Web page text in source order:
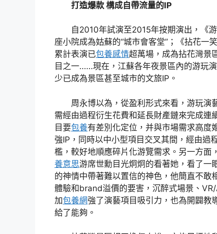
打造爆款 構成自帶流量的IP
自2010年試演至2015年按期演出，《
座小院成為姑蘇的“城市會客堂”；《拈花一
累計表演已包養感情超萬場，成為拈花灣景
目之一……現在，江蘇各年夜景區內的游玩
少已成為景區甚至城市的文旅IP。
周永博以為，從盈利形式來看，游玩演
需經由過程衍生花費和延長財產鏈來完成連
目要包養有差別化定位，并與市場需求高度
強IP，同時以中小型項目交叉其間，經由過
檻，較好地順應碎片化游覽需求。另一方面
養意思游席世勳目光炯炯的看著她，看了一
的神情中帶著難以置信的神色，他簡直不敢
體驗和brand溢價的要害，沉醉式場景、
加包養網強了演藝項目吸引力，也為開闢教
給了能夠。